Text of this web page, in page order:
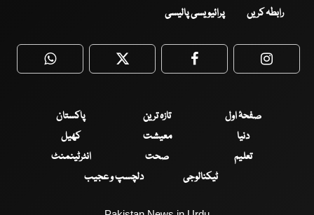
رابطہ کریں پرائیویسی پالیسی
WhatsApp Twitter Facebook
صفحۂ اول تازہ ترین
پاکستان
دنیا
معیشت
کھیل
تعلیم
صحت
انٹرٹینمنٹ
ٹیکنالوجی
دلچسپ و عجیب